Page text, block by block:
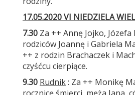
17.05.2020 VI NIEDZIELA
7.30 Za ++ Annę Jojko,
rodziców Joannę i Gabriela
++ z rodzin Brachaczek i
czyśćcu cierpiące.
9.30 Rudnik: Za ++ Monikę